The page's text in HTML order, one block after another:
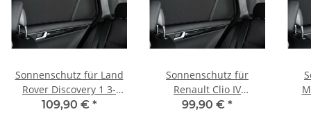
Sonnenschutz für Land
Rover Discovery 1 3-
Türer BJ.1989-1999, 6-
109,90 € *
Sonnenschutz für
Renault Clio IV
Grandtour Kombi BJ.
99,90 € *